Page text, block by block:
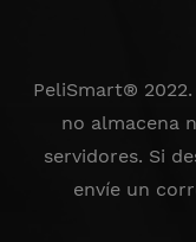
PeliSmart®
no almacena
servidores. Si
envíe un